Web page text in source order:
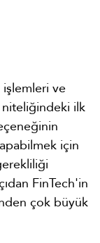
ve
ilk
için
FinTech'in
çok büyük